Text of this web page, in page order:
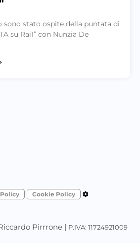
sono stato ospite della puntata di
su Rai1” con Nunzia De
Cookie Policy
Pirrrone | P.IVA: 11724921009